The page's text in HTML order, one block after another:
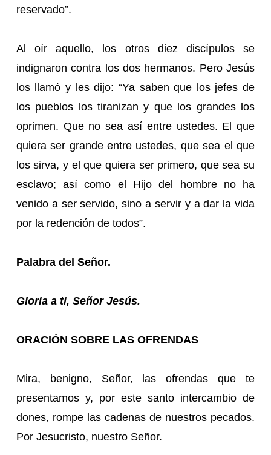
reservado”.
Al oír aquello, los otros diez discípulos se
indignaron contra los dos hermanos. Pero Jesús
los llamó y les dijo: “Ya saben que los jefes de
los pueblos los tiranizan y que los grandes los
oprimen. Que no sea así entre ustedes. El que
quiera ser grande entre ustedes, que sea el que
los sirva, y el que quiera ser primero, que sea su
esclavo; así como el Hijo del hombre no ha
venido a ser servido, sino a servir y a dar la vida
por la redención de todos”.
Palabra del Señor.
Gloria a ti, Señor Jesús.
ORACIÓN SOBRE LAS OFRENDAS
Mira, benigno, Señor, las ofrendas que te
presentamos y, por este santo intercambio de
dones, rompe las cadenas de nuestros pecados.
Por Jesucristo, nuestro Señor.